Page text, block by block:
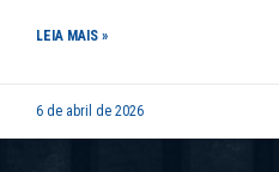
LEIA MAIS »
6 de abril de 2026